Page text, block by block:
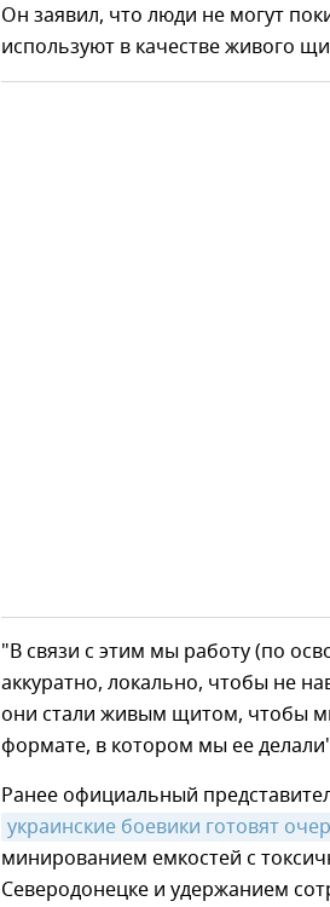
Он заявил, что люди не могут
используют в качестве живого
"В связи с этим мы работу (по
аккуратно, локально, чтобы не
они стали живым щитом, чтобы
формате, в котором мы ее
Ранее официальный
украинские боевики готовят
минированием емкостей с
Северодонецке и удержанием